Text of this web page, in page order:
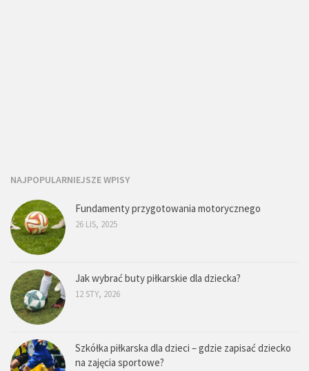
NAJPOPULARNIEJSZE WPISY
Fundamenty przygotowania motorycznego
26 LIS, 2025
Jak wybrać buty piłkarskie dla dziecka?
12 STY, 2026
Szkółka piłkarska dla dzieci – gdzie zapisać dziecko
na zajęcia sportowe?